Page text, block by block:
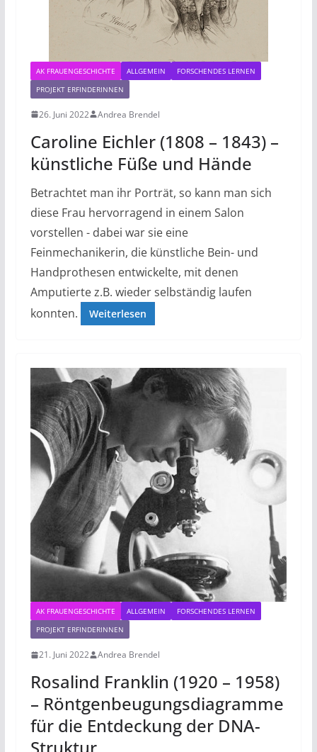
AK FRAUENGESCHICHTE ALLGEMEIN
FORSCHENDES LERNEN
PROJEKT ERFINDERINNEN
26. Juni 2022 Andrea Brendel
Caroline Eichler (1808 – 1843) –
künstliche Füße und Hände
Betrachtet man ihr Porträt, so kann man sich
diese Frau hervorragend in einem Salon
vorstellen - dabei war sie eine
Feinmechanikerin, die künstliche Bein- und
Handprothesen entwickelte, mit denen
Amputierte z.B. wieder selbständig laufen
konnten.
Weiterlesen
AK FRAUENGESCHICHTE ALLGEMEIN
FORSCHENDES LERNEN
PROJEKT ERFINDERINNEN
21. Juni 2022 Andrea Brendel
Rosalind Franklin (1920 – 1958)
– Röntgenbeugungsdiagramme
für die Entdeckung der DNA-